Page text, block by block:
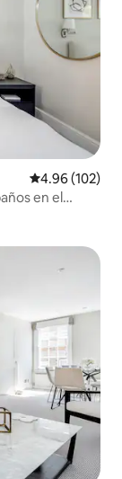
Calificación
4.96 (102)
en el